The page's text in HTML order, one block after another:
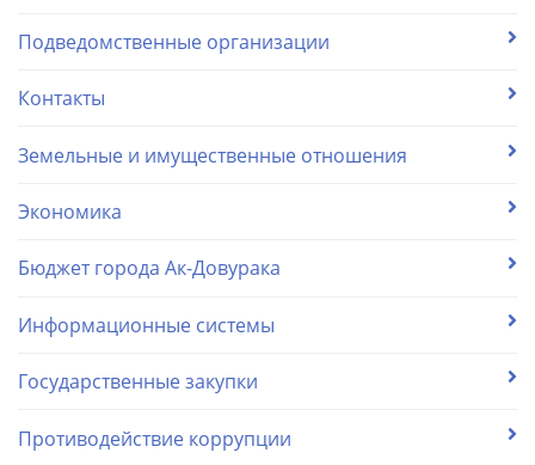
Подведомственные организации
Контакты
Земельные и имущественные отношения
Экономика
Бюджет города Ак-Довурака
Информационные системы
Государственные закупки
Противодействие коррупции